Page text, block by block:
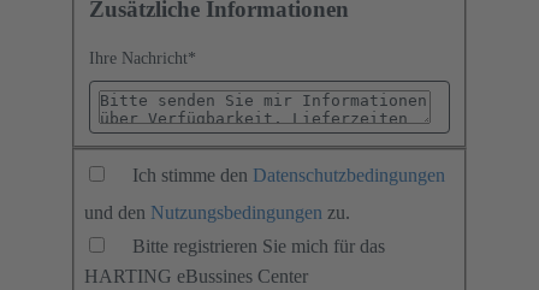
Zusätzliche Informationen
Ihre Nachricht*
Ich stimme den Datenschutzbedingungen
und den Nutzungsbedingungen zu.
Bitte registrieren Sie mich für das
HARTING eBussines Center